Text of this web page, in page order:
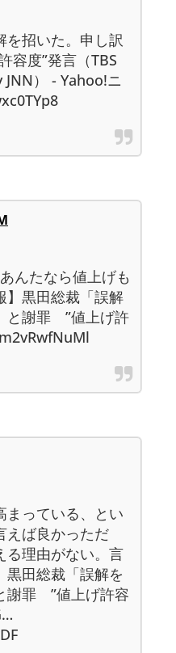
を招いた。申し訳
容度”発言（TBS
） - Yahoo!ニ
んたなら値上げも
】黒田総裁「誤解
と謝罪 ”値上げ許
まっている、とい
えば良かっただ
る理由がない。言
黒田総裁「誤解を
謝罪 ”値上げ許容